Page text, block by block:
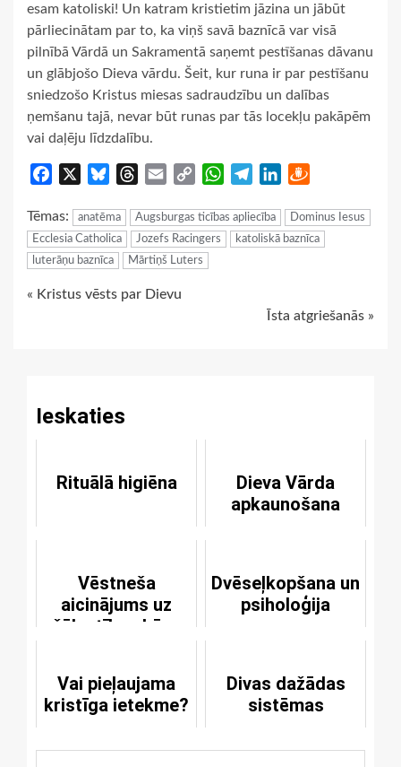
esam katoliski! Un katram kristietim jāzina un jābūt
pārliecinātam par to, ka viņš savā baznīcā var visā
pilnībā Vārdā un Sakramentā saņemt pestīšanas dāvanu
un glābjošo Dieva vārdu. Šeit, kur runa ir par pestīšanu
sniedzošo Kristus miesas sadraudzību un dalības
ņemšanu tajā, nevar būt runas par tās locekļu pakāpēm
vai daļēju līdzdalību.
Facebook BlueskyThreads
Email
Copy
WhatsApp
TelegramLinkedIn
Tēmas: anatēma Augsburgas ticības apliecība
Dominus Iesus
Ecclesia Catholica
Jozefs Racingers
katoliskā baznīca
luterāņu baznīca
Mārtiņš Luters
Continue
« Kristus vēsts par Dievu
Īsta atgriešanās »
Ieskaties
Rituālā higiēna
Dieva Vārda
apkaunošana
Vēstneša
aicinājums uz
žēlastības kāzu
Dvēseļkopšana un
psiholoģija
Vai pieļaujama
kristīga ietekme?
Divas dažādas
sistēmas